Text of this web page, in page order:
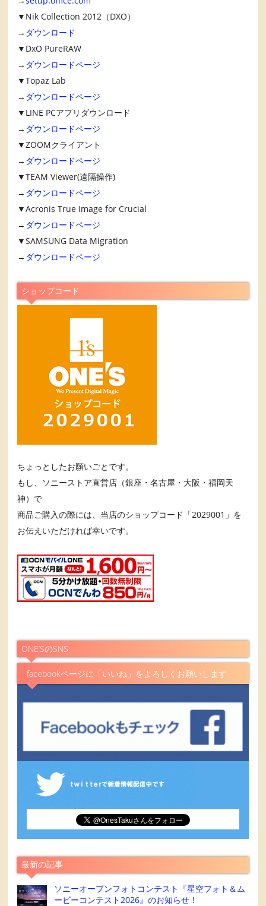
▼Nik Collection 2012（DXO）
→ ダウンロード
▼DxO PureRAW
→ ダウンロードページ
▼Topaz Lab
→ ダウンロードページ
▼LINE PCアプリダウンロード
→ ダウンロードページ
▼ZOOMクライアント
→ ダウンロードページ
▼TEAM Viewer(遠隔操作)
→ ダウンロードページ
▼Acronis True Image for Crucial
→ ダウンロードページ
▼SAMSUNG Data Migration
→ ダウンロードページ
ショップコード
ちょっとしたお願いごとです。
もし、ソニーストア直営店（銀座・名古屋・大阪・福岡天
神）で
商品ご購入の際には、当店のショップコード「2029001」を
お伝えいただければ幸いです。
ONE’SのSNS
facebookページに「いいね」をよろしくお願いします
最新の記事
ソニーオープンフォトコンテスト『星空フォト＆ム
ービーコンテスト2026』のお知らせ！